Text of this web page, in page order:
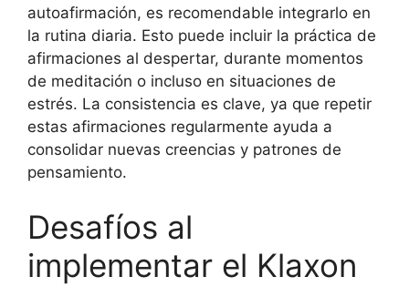
autoafirmación, es recomendable integrarlo en
la rutina diaria. Esto puede incluir la práctica de
afirmaciones al despertar, durante momentos
de meditación o incluso en situaciones de
estrés. La consistencia es clave, ya que repetir
estas afirmaciones regularmente ayuda a
consolidar nuevas creencias y patrones de
pensamiento.
Desafíos al
implementar el Klaxon